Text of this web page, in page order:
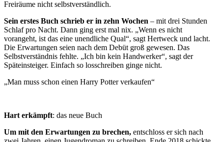
Freiräume nicht selbstverständlich.
Sein erstes Buch schrieb er in zehn Wochen – mit drei Stunden
Schlaf pro Nacht. Dann ging erst mal nix. „Wenn es nicht
vorangeht, ist das eine unendliche Qual“, sagt Hertweck und lacht.
Die Erwartungen seien nach dem Debüt groß gewesen. Das
Selbstverständnis fehlte. „Ich bin kein Handwerker“, sagt der
Späteinsteiger. Einfach so losschreiben ginge nicht.
„Man muss schon einen Harry Potter verkaufen“
Hart erkämpft: das neue Buch
Um mit den Erwartungen zu brechen, entschloss er sich nach